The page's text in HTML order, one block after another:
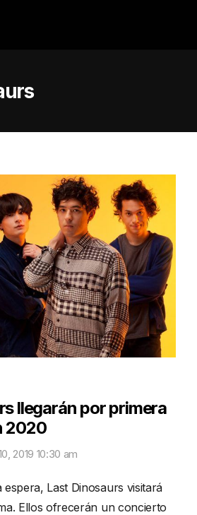
llegarán por primera
2020
2019 10:30 am
espera, Last Dinosaurs visitará
Ellos ofrecerán un concierto